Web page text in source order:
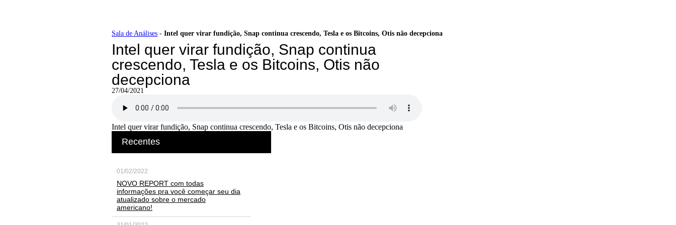
Ir
conteúdo
Sala de Análises - Intel quer virar fundição, Snap continua crescendo, Tesla e os Bitcoins, Otis não decepciona
Intel quer virar fundição, Snap continua
crescendo, Tesla e os Bitcoins, Otis não
decepciona
27/04/2021
Intel quer virar fundição, Snap continua crescendo, Tesla e os Bitcoins, Otis não decepciona
Recentes
01/02/2022
NOVO REPORT com todas
informações pra você começar seu dia
atualizado sobre o mercado
americano!